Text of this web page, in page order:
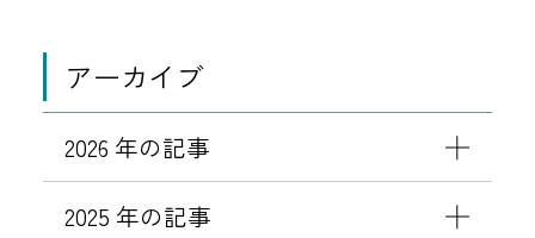
アーカイブ
2026 年の記事
2025 年の記事